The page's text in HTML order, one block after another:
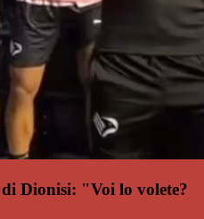
Dionisi: "Voi lo volete?